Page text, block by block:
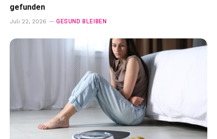
gefunden
Juli 22, 2026 GESUND BLEIBEN